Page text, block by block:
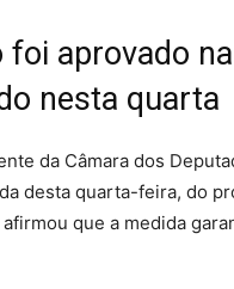
foi aprovado
nesta quarta
da Câmara dos
desta quarta-feira, do
que a medida